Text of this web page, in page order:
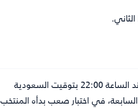
أقيمت مباراة مصر وبلجيكا في كأس العالم 2026 يوم الإثنين 15 حزيران/يونيو، عند الساعة 22:00 بتوقيت السعودية
السابعة، في اختبار صعب بدأه المنتخب